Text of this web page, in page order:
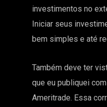
investimentos no
Iniciar seus
bem simples e até
Também deve ter
que eu publiquei
Ameritrade. Essa